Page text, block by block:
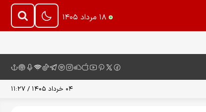
۱۸ مرداد ۱۴۰۵
۰۴ خرداد ۱۴۰۵ / ۱۱:۲۷